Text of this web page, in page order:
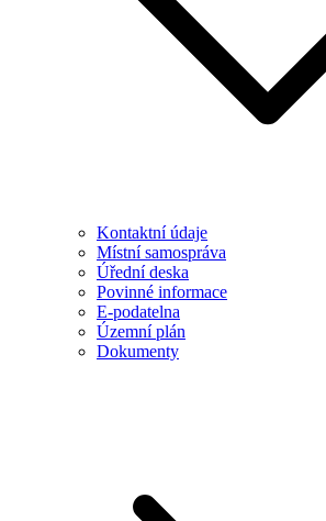
Kontaktní údaje
Místní samospráva
Úřední deska
Povinné informace
E-podatelna
Územní plán
Dokumenty